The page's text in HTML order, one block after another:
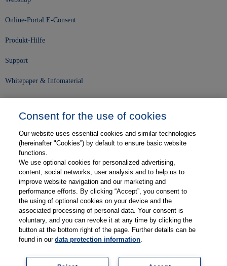
Online-Portal E-Consent
Produkt-Hilfe
Support
Whitepaper & Infomaterial
Karriere
Kontakt
Web-Semniare
Anwenderberichte
Partner
Consent for the use of cookies
Our website uses essential cookies and similar technologies
(hereinafter "Cookies”) by default to ensure basic website
functions.
We use optional cookies for personalized advertising,
content, social networks, user analysis and to help us to
improve website navigation and our marketing and
performance efforts. By clicking “Accept”, you consent to
the using of optional cookies on your device and the
associated processing of personal data. Your consent is
voluntary, and you can revoke it at any time by clicking the
button at the bottom right of the page. Further details can be
found in ourdata protection information.